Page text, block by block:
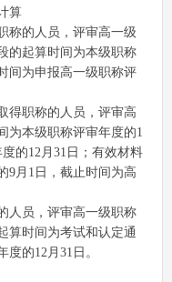
算
称的人员，评审高一级
的起算时间为本级职称
间为申报高一级职称评
得职称的人员，评审高
为本级职称评审年度的1
的12月31日；有效材料
9月1日，截止时间为高
人员，评审高一级职称
算时间为考试和认定通
度的12月31日。